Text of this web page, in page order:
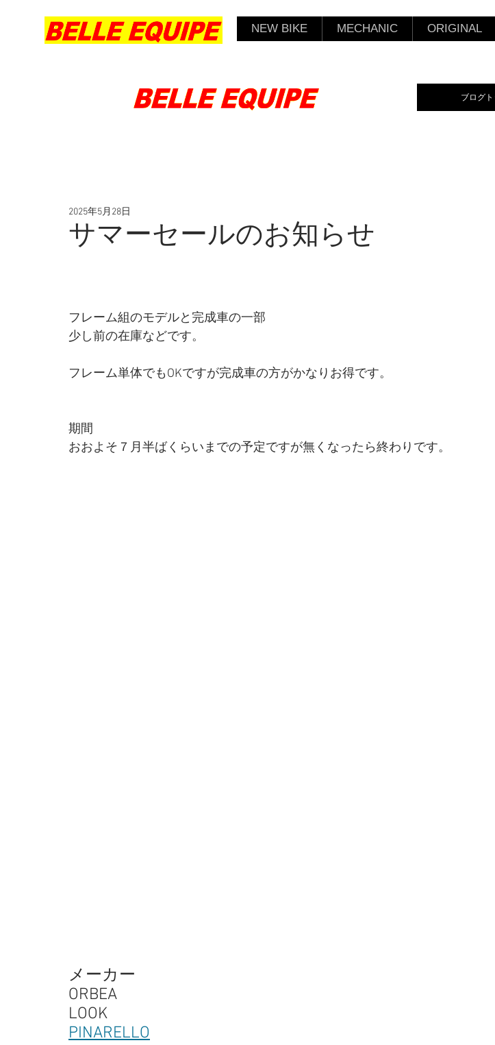
NEW BIKE MECHANIC ORIGINAL
ブログ
サマーセールのお知らせ
2025年5月28日
フレーム組のモデルと完成車の一部
少し前の在庫などです。
フレーム単体でもOKですが完成車の方がかなりお得です。
期間
おおよそ７月半ばくらいまでの予定ですが無くなったら終わりです。
メーカー
ORBEA
LOOK
PINARELLO